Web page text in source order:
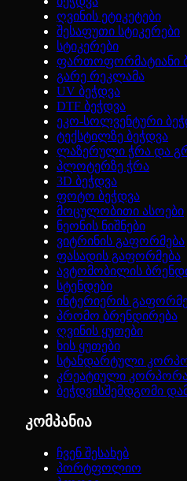
ღვინის ეტიკეტები
შესაფუთი სტიკერები
სტიკერები
ფართოფორმატიანი
გარე რეკლამა
UV ბეჭდვა
DTF ბეჭდვა
ეკო-სოლვენტური
ტექსტილზე ბეჭდვა
ლაზერული ჭრა და
პლოტერზე ჭრა
3D ბეჭდვა
ფოტო ბეჭდვა
მოცულობითი ასოები
ნეონის ნიშნები
ვიტრინის გაფორმება
ფასადის გაფორმება
ავტომობილის
სტენდები
ინტერიერის
პრომო ბრენდირება
ღვინის ყუთები
ხის ყუთები
სტანდარტული
კრეატიული
ბეჭდვისშემდგომი
კომპანია
ჩვენ შესახებ
პორტფოლიო